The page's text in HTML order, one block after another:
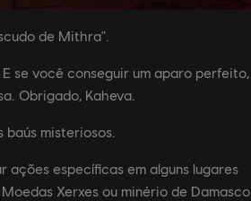
de Mithra".
se você conseguir um aparo perfeito,
Obrigado, Kaheva.
misteriosos.
ações específicas em alguns lugares
Xerxes ou minério de Damasco